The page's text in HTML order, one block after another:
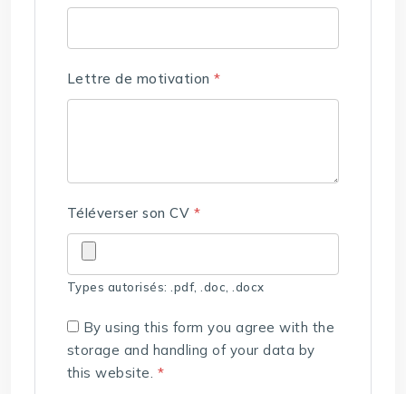
Lettre de motivation*
Téléverser son CV *
Types autorisés: .pdf, .doc, .docx
By using this form you agree with the
storage and handling of your data by
this website. *